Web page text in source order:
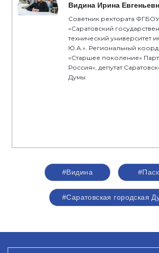
Видина Ирина
Советник ректората
«Саратовский
технический университет
Ю.А.». Региональный
«Старшее поколение»
Россия», депутат
Думы
#Видина
#Саратовская городская